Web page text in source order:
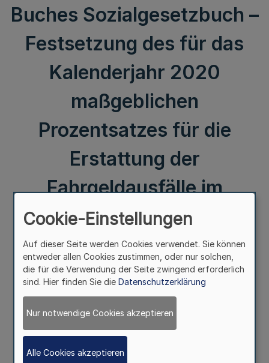
Buches Sozialgesetzbuch –
Festsetzung des für das
Kalenderjahr 2020
maßgeblichen
Prozentsatzes für die
Erstattung der
Fahrgeldausfälle im
Nahverkehr –
II.
Erstattung der Fahrgeldausfälle
– Festsetzung des für das Kalenderjahr 2020
maßgeblichen Prozentsatzes für die
Cookie-Einstellungen
Auf dieser Seite werden Cookies verwendet. Sie können
entweder allen Cookies zustimmen, oder nur solchen,
die für die Verwendung der Seite zwingend erforderlich
sind. Hier finden Sie die Datenschutzerklärung
Nur notwendige Cookies akzeptieren
Alle Cookies akzeptieren